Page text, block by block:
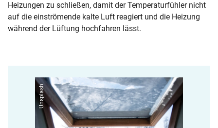
Heizungen zu schließen, damit der Temperaturfühler nicht
auf die einströmende kalte Luft reagiert und die Heizung
während der Lüftung hochfahren lässt.
Unsplash